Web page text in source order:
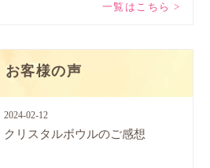
一覧はこちら >
お客様の声
2024-02-12
クリスタルボウルのご感想